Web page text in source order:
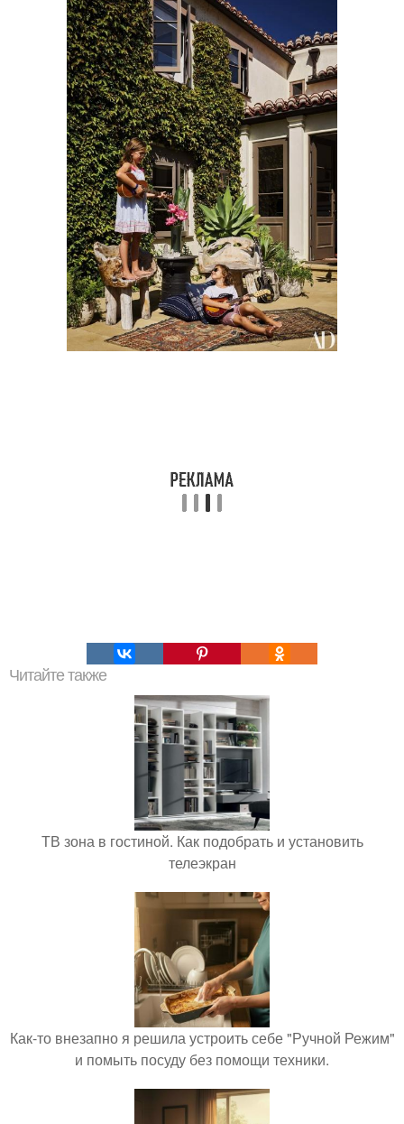
Читайте также
ТВ зона в гостиной. Как подобрать и установить
телеэкран
Как-то внезапно я решила устроить себе "Ручной Режим"
и помыть посуду без помощи техники.